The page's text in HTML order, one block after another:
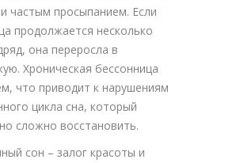
частым просыпанием. Если
продолжается несколько
она переросла в
Хроническая бессонница
что приводит к нарушениям
цикла сна, который
сложно восстановить.
сон – залог красоты и